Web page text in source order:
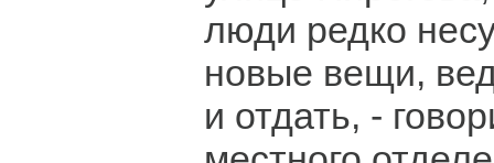
люди редко
новые вещи,
и отдать, -